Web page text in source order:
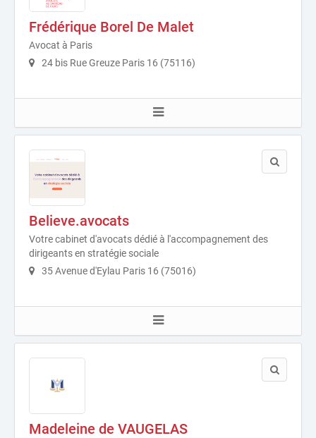
Frédérique Borel De Malet
Avocat à Paris
24 bis Rue Greuze Paris 16 (75116)
Believe.avocats
Votre cabinet d'avocats dédié à l'accompagnement des
dirigeants en stratégie sociale
35 Avenue d'Eylau Paris 16 (75016)
Madeleine de VAUGELAS